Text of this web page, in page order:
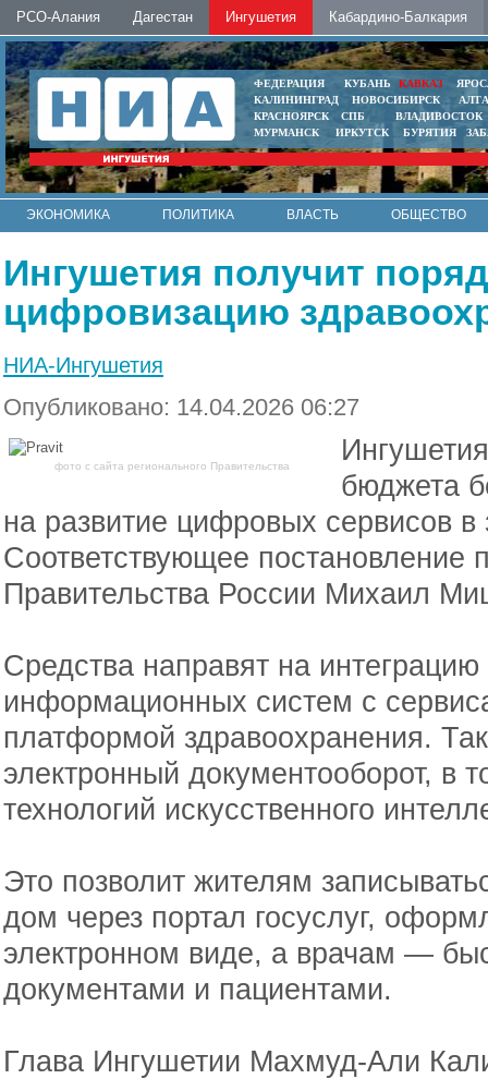
РСО-Алания Дагестан Ингушетия Кабардино-Балкария
ФЕДЕРАЦИЯ КУБАНЬ КАВКАЗ
КАЛИНИНГРАД
НОВОСИБИРСК
КРАСНОЯРСК
СПБ
ВЛАДИВОСТОК
МУРМАНСК
ИРКУТСК БУРЯТИЯ
ЭКОНОМИКА ПОЛИТИКА ВЛАСТЬ
ОБЩЕСТВО
Ингушетия получит
цифровизацию
НИА-Ингушетия
Опубликовано: 14.04.2026 06:27
фото с сайта регионального Правительства
бюджета
на развитие цифровых сервисов в
Соответствующее постановление
Правительства России Михаил
Средства направят на
информационных систем с
платформой здравоохранения.
электронный документооборот, в
технологий искусственного
Это позволит жителям
дом через портал госуслуг,
электронном виде, а врачам —
документами и пациентами.
Глава Ингушетии Махмуд-Али